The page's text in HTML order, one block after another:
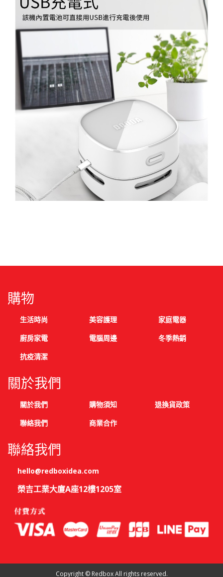
購物
生活時尚 美容護理
家庭電器
廚房家電
電腦周邊
冬季熱銷
抗疫清潔
關於我們
關於我們 購物須知
退換貨政策
聯絡我們
商業合作
聯絡我們
hello@redboxidea.com
榮吉工業大廈A座12樓1205室
Copyright © Redbox All rights reserved.